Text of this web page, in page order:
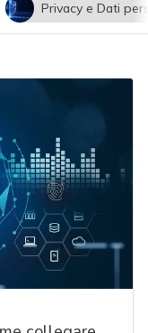
Privacy e Dati